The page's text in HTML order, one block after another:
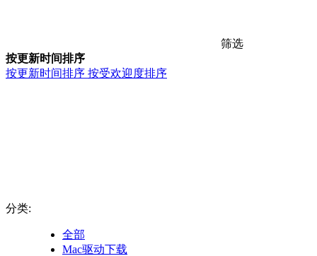
筛选
按更新时间排序
按更新时间排序 按受欢迎度排序
分类:
全部
Mac驱动下载